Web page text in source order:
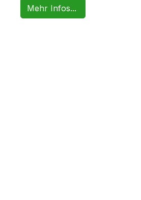
Mehr Infos...